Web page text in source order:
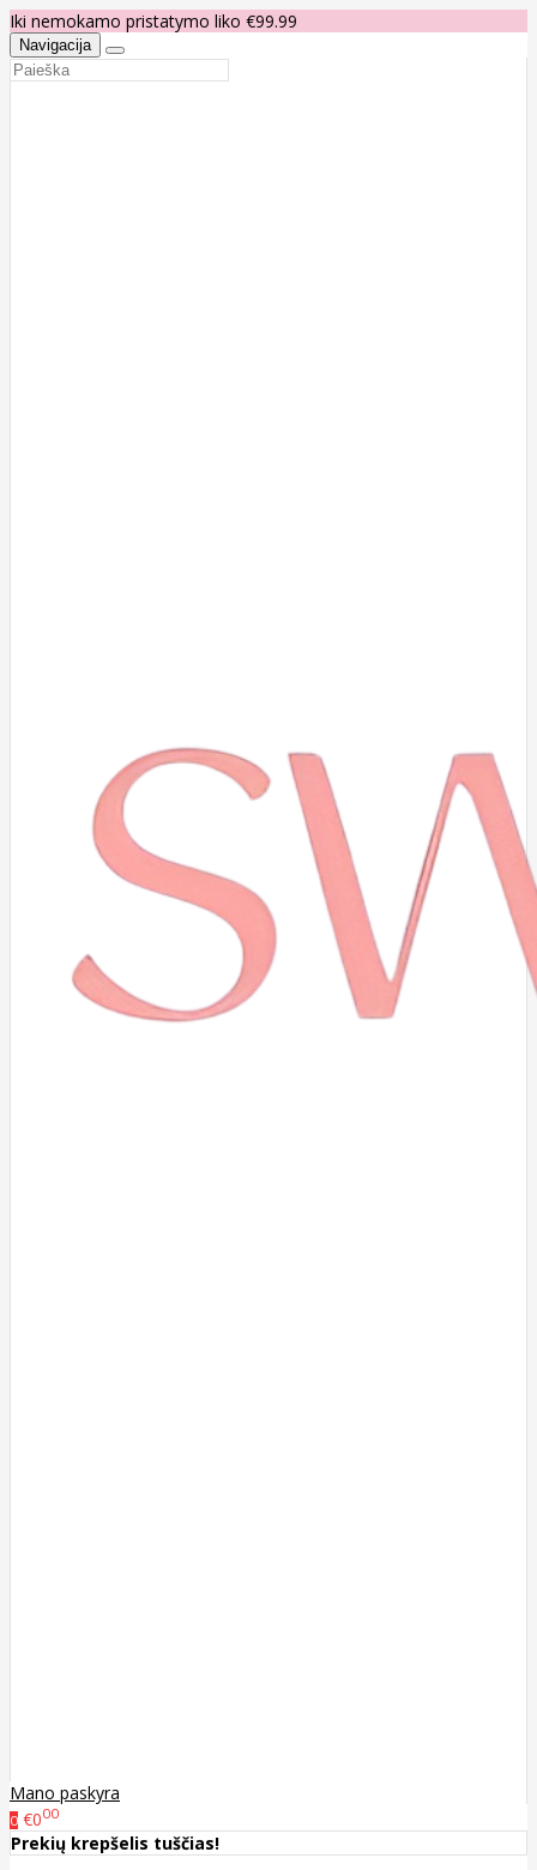
Iki nemokamo pristatymo liko €99.99
Navigacija
Mano paskyra
0 €000
Prekių krepšelis tuščias!